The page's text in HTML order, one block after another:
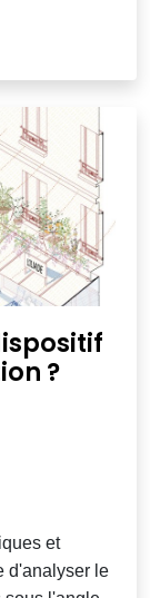
?
et
d'analyser le